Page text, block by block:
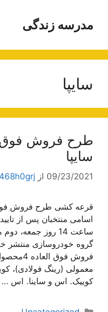
محتوامدرسه زندگی
سایپا
سایپا
09/23/2021 از
اسامی منتخبان پس از
ساعت 14 روز
گروه خودروسازی
فروش فوق
معمولی (رینگ فولادی)،
کوییک. اس و ساینا. اس …
دسته‌ها